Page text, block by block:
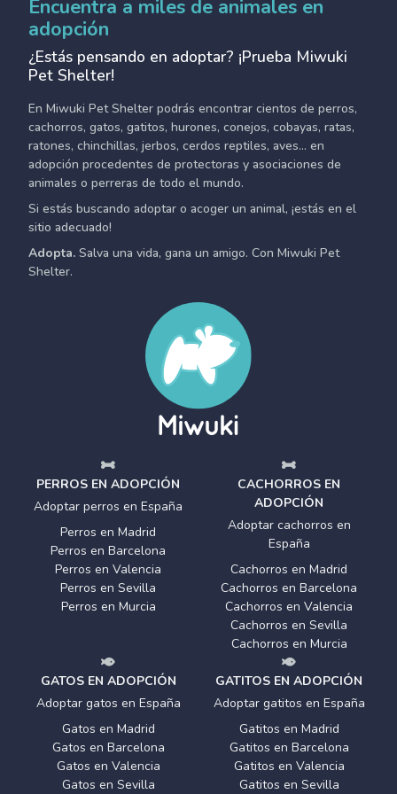
Encuentra a miles de animales en
adopción
¿Estás pensando en adoptar? ¡Prueba Miwuki
Pet Shelter!
En Miwuki Pet Shelter podrás encontrar cientos de perros,
cachorros, gatos, gatitos, hurones, conejos, cobayas, ratas,
ratones, chinchillas, jerbos, cerdos reptiles, aves... en
adopción procedentes de protectoras y asociaciones de
animales o perreras de todo el mundo.
Si estás buscando adoptar o acoger un animal, ¡estás en el
sitio adecuado!
Adopta. Salva una vida, gana un amigo. Con Miwuki Pet
Shelter.
PERROS EN ADOPCIÓN
Adoptar perros en España
Perros en Madrid
Perros en Barcelona
Perros en Valencia
Perros en Sevilla
Perros en Murcia
CACHORROS EN
ADOPCIÓN
Adoptar cachorros en
España
Cachorros en Madrid
Cachorros en Barcelona
Cachorros en Valencia
Cachorros en Sevilla
Cachorros en Murcia
GATOS EN ADOPCIÓN
Adoptar gatos en España
Gatos en Madrid
Gatos en Barcelona
Gatos en Valencia
Gatos en Sevilla
GATITOS EN ADOPCIÓN
Adoptar gatitos en España
Gatitos en Madrid
Gatitos en Barcelona
Gatitos en Valencia
Gatitos en Sevilla